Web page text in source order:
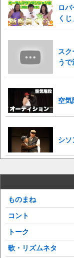
ロ
くじ
ス
うで
空
シ
ものまね
コント
トーク
歌・リズムネタ